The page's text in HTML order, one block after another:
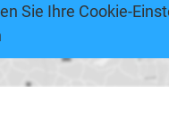
Sie Ihre Cookie-